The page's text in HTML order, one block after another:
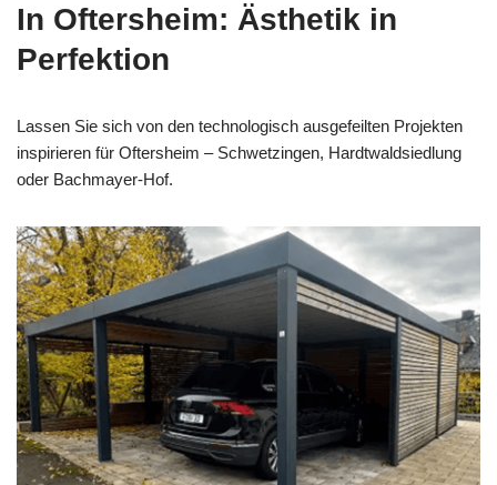
In Oftersheim: Ästhetik in
Perfektion
Lassen Sie sich von den technologisch ausgefeilten Projekten
inspirieren für Oftersheim – Schwetzingen, Hardtwaldsiedlung
oder Bachmayer-Hof.